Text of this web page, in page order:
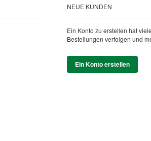
NEUE KUNDEN
Ein Konto zu erstellen hat
Bestellungen verfolgen und
Ein Konto erstellen